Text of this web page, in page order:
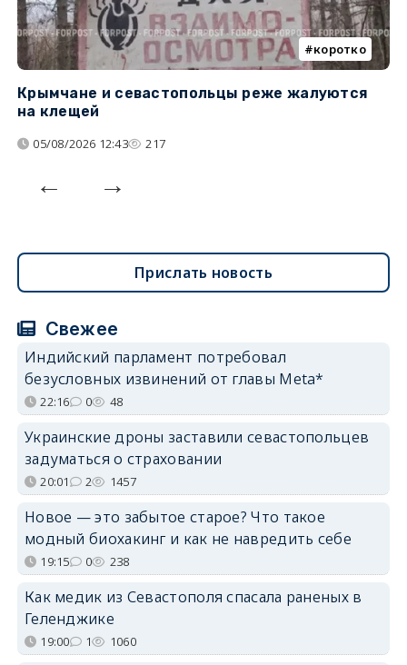
коротко
Крымчане и севастопольцы реже жалуются
на клещей
05/08/2026 12:43 217
Прислать новость
Свежее
Индийский парламент потребовал
безусловных извинений от главы Meta*
22:16 0 48
Украинские дроны заставили севастопольцев
задуматься о страховании
20:01 2 1457
Новое — это забытое старое? Что такое
модный биохакинг и как не навредить себе
19:15 0 238
Как медик из Севастополя спасала раненых в
Геленджике
19:00 1 1060